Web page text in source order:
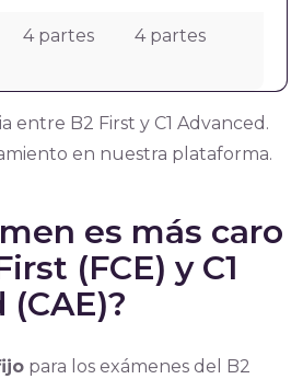
4 partes 4 partes
entre B2 First y C1 Advanced.
en nuestra plataforma.
es más caro
(FCE) y C1
para los exámenes del B2